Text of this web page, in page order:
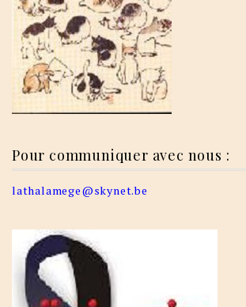
Pour communiquer avec nous :
lathalamege@skynet.be